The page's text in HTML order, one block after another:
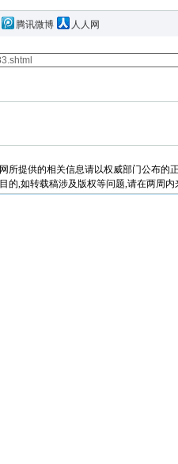
腾讯微博 人人网
所提供的相关信息请以权威部门公布的
的,如转载稿涉及版权等问题,请在两周内